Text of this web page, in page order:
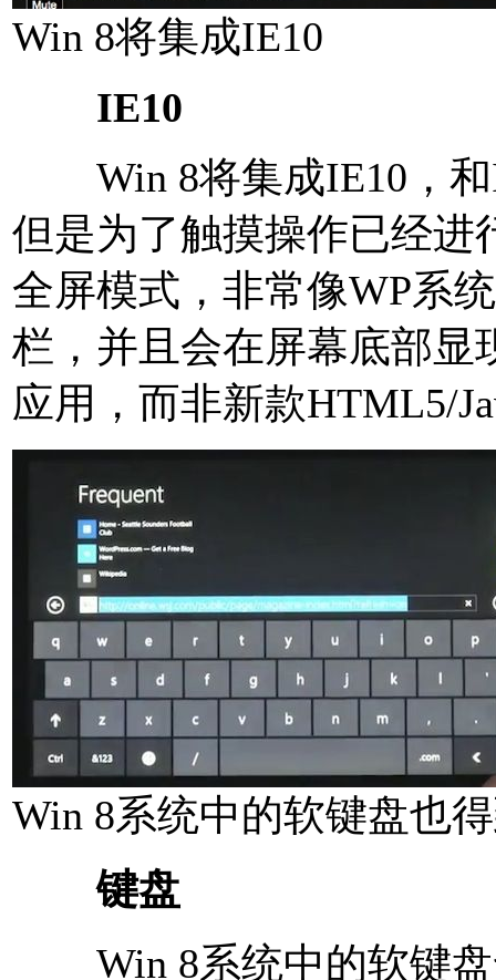
Win 8将集成IE10
IE10
Win 8将集成IE10，和
但是为了触摸操作已经进
全屏模式，非常像WP系
栏，并且会在屏幕底部显
应用，而非新款HTML5/
Win 8系统中的软键盘也
键盘
Win 8系统中的软键盘